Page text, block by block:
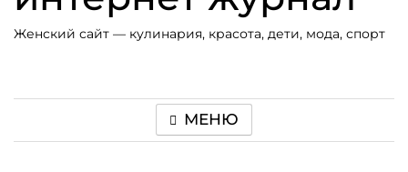
Женский сайт — кулинария, красота, дети, мода, спорт
МЕНЮ